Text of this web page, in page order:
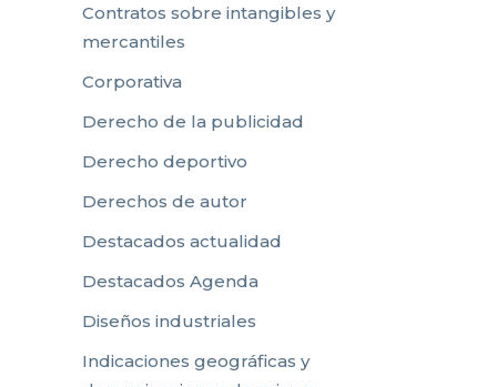
Contratos sobre intangibles y
mercantiles
Corporativa
Derecho de la publicidad
Derecho deportivo
Derechos de autor
Destacados actualidad
Destacados Agenda
Diseños industriales
Indicaciones geográficas y